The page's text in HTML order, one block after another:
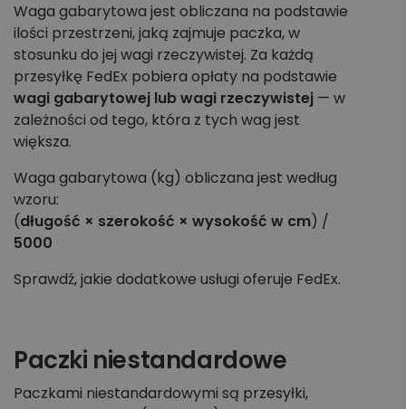
Waga gabarytowa jest obliczana na podstawie
ilości przestrzeni, jaką zajmuje paczka, w
stosunku do jej wagi rzeczywistej. Za każdą
przesyłkę FedEx pobiera opłaty na podstawie
wagi gabarytowej lub wagi rzeczywistej — w
zależności od tego, która z tych wag jest
większa.
Waga gabarytowa (kg) obliczana jest według
wzoru:
(długość × szerokość × wysokość w cm) /
5000
Sprawdź, jakie dodatkowe usługi oferuje FedEx.
Paczki niestandardowe
Paczkami niestandardowymi są przesyłki,